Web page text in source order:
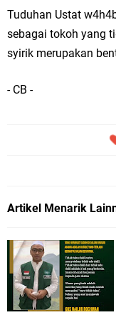
Tuduhan Ustat
sebagai tokoh yang
syirik merupakan
- CB -
Artikel Menarik